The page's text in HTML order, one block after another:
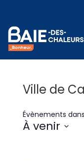
Ville de
Évènements
À venir